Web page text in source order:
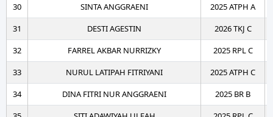
30
SINTA ANGGRAENI
2025 ATPH A
31
DESTI AGESTIN
2026 TKJ C
32
FARREL AKBAR NURRIZKY
2025 RPL C
33
NURUL LATIPAH FITRIYANI
2025 ATPH C
34
DINA FITRI NUR ANGGRAENI
2025 BR B